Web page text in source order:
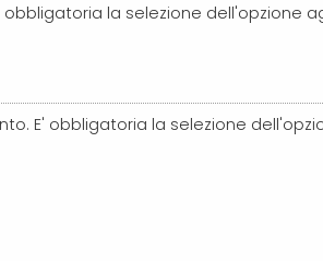
la selezione dell'opzione
E' obbligatoria la selezione